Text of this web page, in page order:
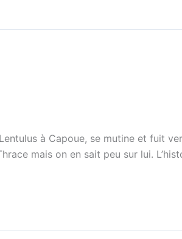
à Capoue, se mutine et fuit
mais on en sait peu sur lui.